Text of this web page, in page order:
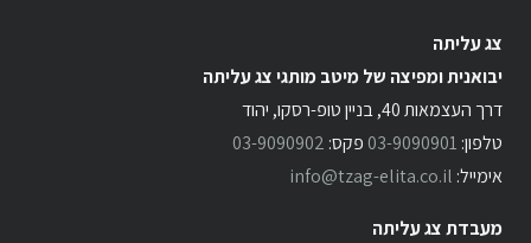
צג עליתה
יבואנית ומפיצה של מיטב מותגי צג עליתה
דרך העצמאות 40, בניין טופ-רסקו, יהוד
טלפון: 03-9090901 פקס: 03-9090902
אימייל: info@tzag-elita.co.il
מעבדת צג עליתה